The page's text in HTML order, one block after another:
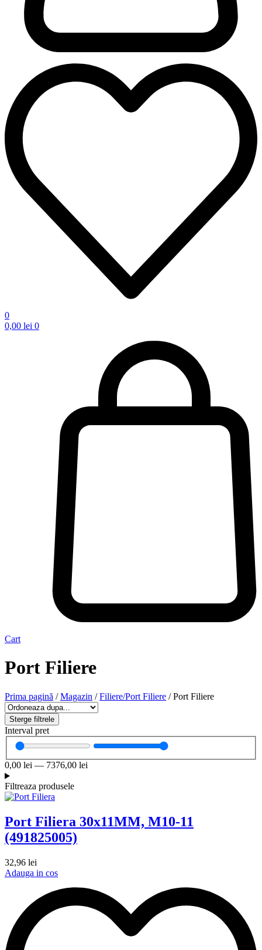
0
0,00 lei 0
Cart
Port Filiere
Prima pagină /Magazin /Filiere/Port Filiere / Port Filiere
Sterge filtrele
Interval pret
0,00 lei — 7376,00 lei
Filtreaza produsele
Port Filiera 30x11MM, M10-11
(491825005)
32,96 lei
Adauga in cos